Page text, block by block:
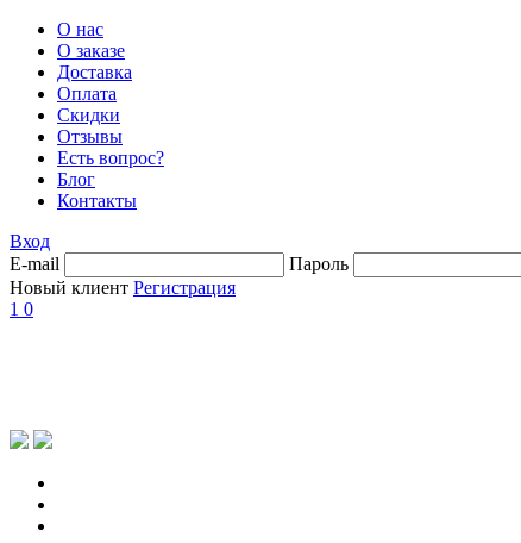
О нас
О заказе
Доставка
Оплата
Скидки
Отзывы
Есть вопрос?
Блог
Контакты
Вход
E-mail
Пароль
Новый клиент Регистрация
1 0